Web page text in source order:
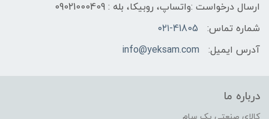
ارسال درخواست :واتساپ، روبیکا، بله : 09021000409
شماره تماس:
۰۲۱-41805
آدرس ایمیل:
info@yeksam.com
درباره ما